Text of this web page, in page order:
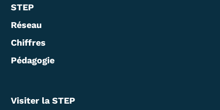
STEP
Réseau
Chiffres
Pédagogie
Visiter la STEP